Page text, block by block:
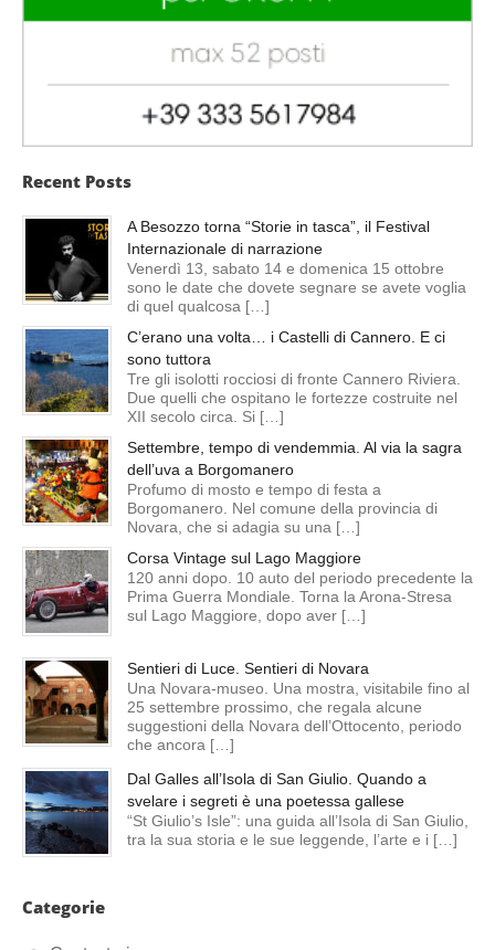
Recent Posts
A Besozzo torna “Storie in tasca”, il Festival
Internazionale di narrazione
Venerdì 13, sabato 14 e domenica 15 ottobre
sono le date che dovete segnare se avete voglia
di quel qualcosa […]
C’erano una volta… i Castelli di Cannero. E ci
sono tuttora
Tre gli isolotti rocciosi di fronte Cannero Riviera.
Due quelli che ospitano le fortezze costruite nel
XII secolo circa. Si […]
Settembre, tempo di vendemmia. Al via la sagra
dell’uva a Borgomanero
Profumo di mosto e tempo di festa a
Borgomanero. Nel comune della provincia di
Novara, che si adagia su una […]
Corsa Vintage sul Lago Maggiore
120 anni dopo. 10 auto del periodo precedente la
Prima Guerra Mondiale. Torna la Arona-Stresa
sul Lago Maggiore, dopo aver […]
Sentieri di Luce. Sentieri di Novara
Una Novara-museo. Una mostra, visitabile fino al
25 settembre prossimo, che regala alcune
suggestioni della Novara dell’Ottocento, periodo
che ancora […]
Dal Galles all’Isola di San Giulio. Quando a
svelare i segreti è una poetessa gallese
“St Giulio’s Isle”: una guida all’Isola di San Giulio,
tra la sua storia e le sue leggende, l’arte e i […]
Categorie